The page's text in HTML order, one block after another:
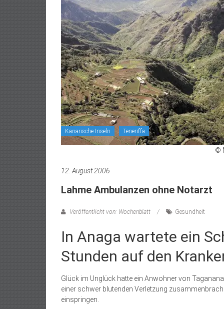
Kanarische Inseln Teneriffa
©
12. August 2006
Lahme Ambulanzen ohne Notarzt
Veröffentlicht von: Wochenblatt Gesundheit
In Anaga wartete ein
Stunden auf den
Glück im Unglück hatte ein Anwohner von
einer schwer blutenden Verletzung
einspringen.